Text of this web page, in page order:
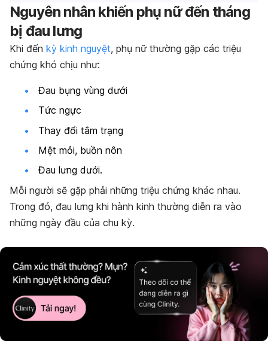
Nguyên nhân khiến phụ nữ đến tháng
bị đau lưng
Khi đến kỳ kinh nguyệt, phụ nữ thường gặp các triệu
chứng khó chịu như:
Đau bụng vùng dưới
Tức ngực
Thay đổi tâm trạng
Mệt mỏi, buồn nôn
Đau lưng dưới.
Mỗi người sẽ gặp phải những triệu chứng khác nhau.
Trong đó, đau lưng khi hành kinh thường diễn ra vào
những ngày đầu của chu kỳ.